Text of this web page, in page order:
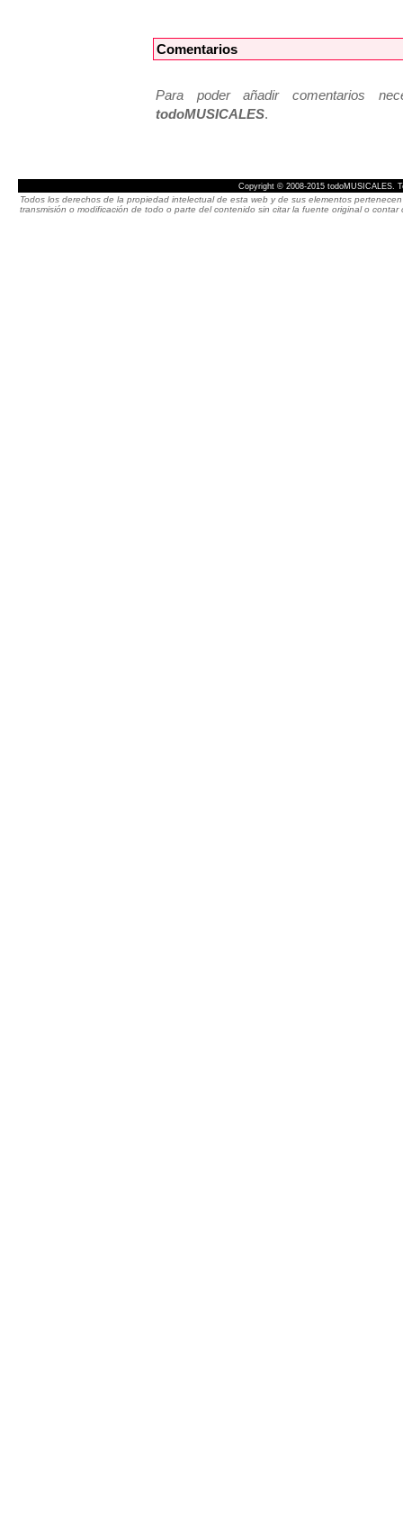
Comentarios
Para poder añadir comentarios
todoMUSICALES.
Copyright © 2008-2015 todoMUSICALES.
Todos los derechos de la propiedad intelectual de esta web y de sus elementos
transmisión o modificación de todo o parte del contenido sin citar la fuente original o